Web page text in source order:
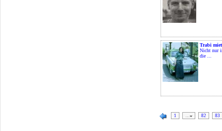
Trabi
Nicht nur
die ...
1 … 82 83